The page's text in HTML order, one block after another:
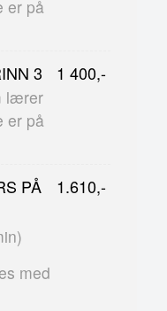
er på
3 1 400,-
lærer
er på
PÅ
1.610,-
med